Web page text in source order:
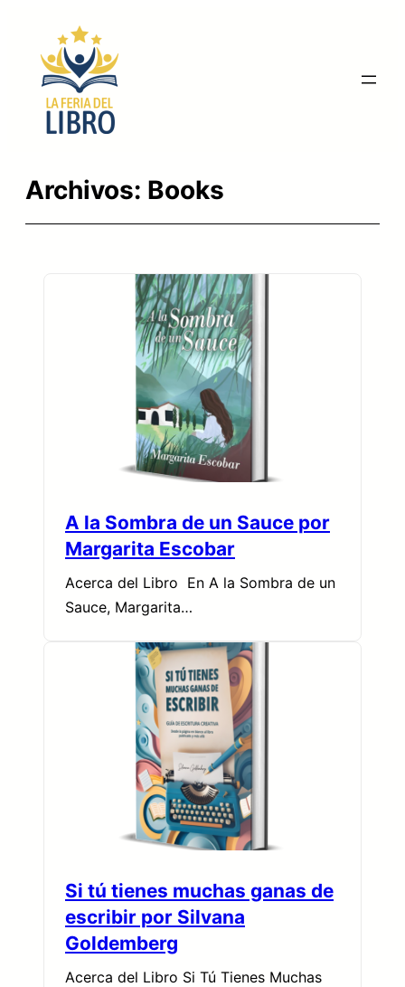
contenido
Archivos: Books
A la Sombra de un Sauce por
Margarita Escobar
Acerca del Libro En A la Sombra de un
Sauce, Margarita…
Si tú tienes muchas ganas de
escribir por Silvana
Goldemberg
Acerca del Libro Si Tú Tienes Muchas